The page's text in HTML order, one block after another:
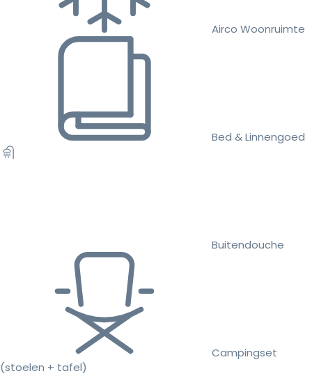
Airco Woonruimte
Bed & Linnengoed
Buitendouche
Campingset
(stoelen + tafel)